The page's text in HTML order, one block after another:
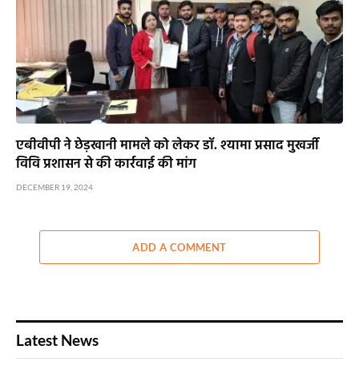
एबीवीपी ने छेड़खानी मामले को लेकर डॉ. श्यामा प्रसाद मुखर्जी
विवि प्रशासन से की कार्रवाई की मांग
DECEMBER 19, 2024
ADD A COMMENT
Latest News